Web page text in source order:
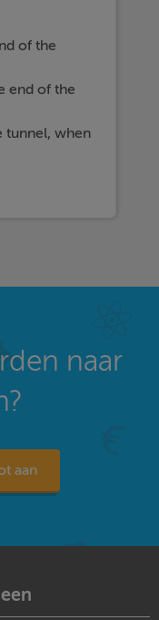
of the
end of the
tunnel, when
naar
aan